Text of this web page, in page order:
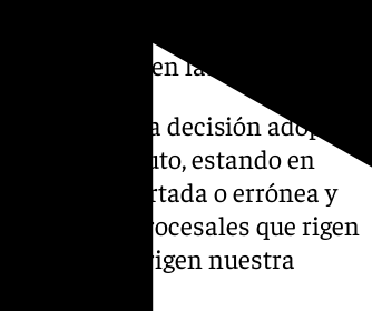
de influir en las resoluciones.
con la decisión adoptada
en absoluto, estando en
como acertada o errónea y
normas procesales que rigen
que rigen nuestra